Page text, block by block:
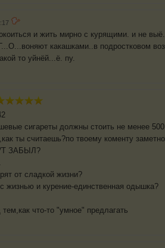
и жить мирно с курящими. и не
какашками..в подростковом
то уйнёй...ё. пу.
сигареты должны стоить не менее
ты считаешь?по твоему коменту
ЗАБЫЛ?
от сладкой жизни?
жизнью и курение-единственная одышка?
что-то "умное" предлагать